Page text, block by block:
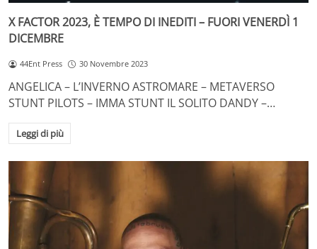
X FACTOR 2023, È TEMPO DI INEDITI – FUORI VENERDÌ 1
DICEMBRE
44Ent Press 30 Novembre 2023
ANGELICA – L’INVERNO ASTROMARE – METAVERSO
STUNT PILOTS – IMMA STUNT IL SOLITO DANDY –…
Leggi di più